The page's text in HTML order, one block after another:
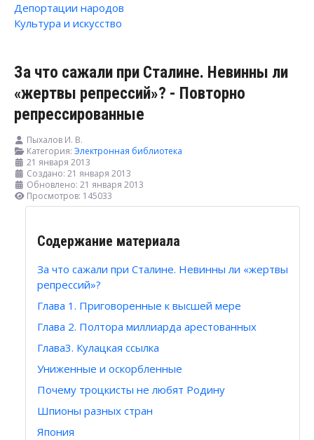
Депортации народов
Культура и искусство
За что сажали при Сталине. Невинны ли
«жертвы репрессий»? - Повторно
репрессированные
Пыхалов И. В.
Категория: Электронная библиотека
21 января 2013
Создано: 21 января 2013
Обновлено: 21 января 2013
Просмотров: 145033
Содержание материала
За что сажали при Сталине. Невинны ли «жертвы
репрессий»?
Глава 1. Приговоренные к высшей мере
Глава 2. Полтора миллиарда арестованных
Глава3. Кулацкая ссылка
Униженные и оскорбленные
Почему троцкисты не любят Родину
Шпионы разных стран
Япония